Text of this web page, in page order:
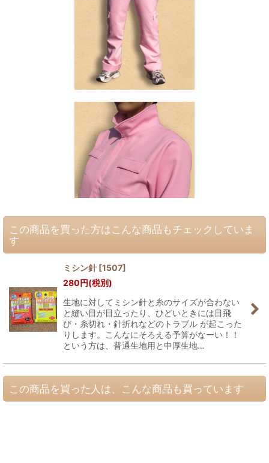
この商品を買った方はこんな商品もチェックしていま
す
ミシン針 [1507]
280円(税別)
生地に対してミシン針と糸のサイズが合わない
と縫い目が目立ったり、ひどいときには目飛
び・糸切れ・針折れなどのトラブル が起こった
りします。こんなにそろえる予算がなーい！！
という方は、普通生地用と中厚生地…
この商品を買った人は、こんな商品も買っています